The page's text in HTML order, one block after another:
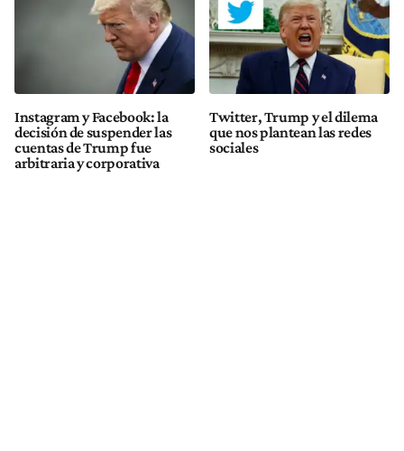
Instagram y Facebook: la
decisión de suspender las
cuentas de Trump fue
arbitraria y corporativa
Twitter, Trump y el dilema
que nos plantean las redes
sociales